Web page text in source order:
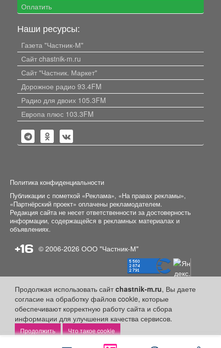
Продолжая использовать сайтchastnik-m.ru, Вы даете
согласие на обработку файлов cookie, которые
обеспечивают корректную работу сайта и сбора
информации для улучшения качества сервисов.
Что такое cookie
Оплатить
Наши ресурсы:
Газета "Частник-М"
Сайт chastnik-m.ru
Сайт "Частник. Маркет"
Дорожное радио 93.4FM
Радио для двоих 105.3FM
Европа плюс 103.3FM
Политика конфиденциальности
Публикации с пометкой «Реклама», «На правах рекламы»,
«Партнёрский проект» оплачены рекламодателем.
Редакция сайта не несет ответственности за достоверность
информации, содержащейся в рекламных материалах и
объявлениях.
+16 © 2006-2026 ООО "Частник-М"